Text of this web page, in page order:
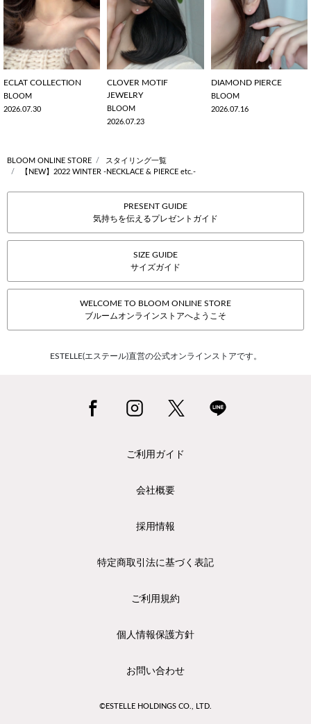
ECLAT COLLECTION
BLOOM
2026.07.30
CLOVER MOTIF
JEWELRY
BLOOM
2026.07.23
DIAMOND PIERCE
BLOOM
2026.07.16
BLOOM ONLINE STORE
スタイリング一覧
【NEW】2022 WINTER -NECKLACE & PIERCE etc.-
PRESENT GUIDE
気持ちを伝えるプレゼントガイド
SIZE GUIDE
サイズガイド
WELCOME TO BLOOM ONLINE STORE
ブルームオンラインストアへようこそ
ESTELLE(エステール)直営の公式オンラインストアです。
ご利用ガイド
会社概要
採用情報
特定商取引法に基づく表記
ご利用規約
個人情報保護方針
お問い合わせ
©ESTELLE HOLDINGS CO., LTD.